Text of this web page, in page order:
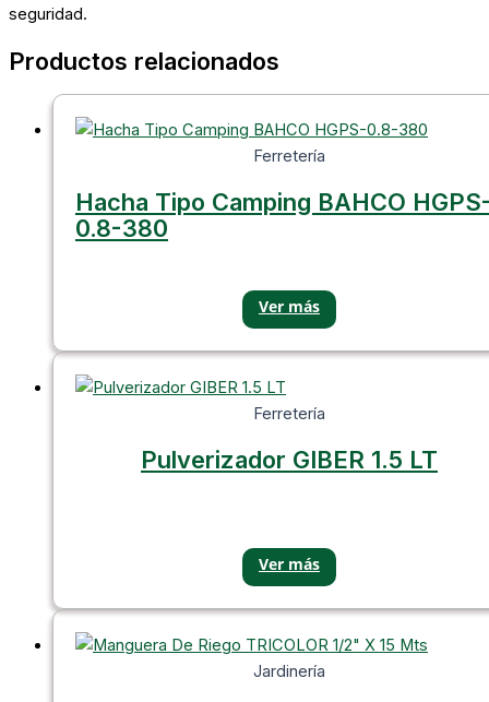
seguridad.
Productos relacionados
Ferretería
Hacha Tipo Camping BAHCO
0.8-380
Ferretería
Pulverizador GIBER 1.5 LT
Jardinería